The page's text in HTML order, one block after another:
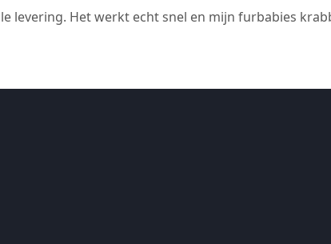
levering. Het werkt echt snel en mijn furbabies